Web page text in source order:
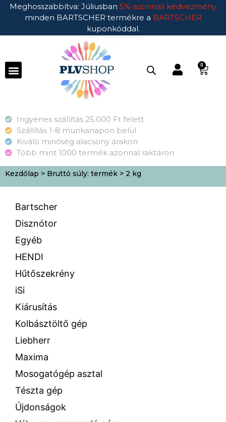
Meghosszabbítva: Júliusban 5% azonnali kedvezmény
minden BARTSCHER termékre a BARTSCHER
kuponkóddal.
0
Ingyenes szállítás 25.000 Ft felett
Szállítás 1-8 munkanapon belül
Kiváló minőség alacsony árakon
Több mint 1000 termék azonnal raktáron
Kezdőlap > Bruttó súly: termék > 2 kg
Bartscher
Disznótor
Egyéb
HENDI
Hűtőszekrény
iSi
Kiárusítás
Kolbásztöltő gép
Liebherr
Maxima
Mosogatógép asztal
Tészta gép
Újdonságok